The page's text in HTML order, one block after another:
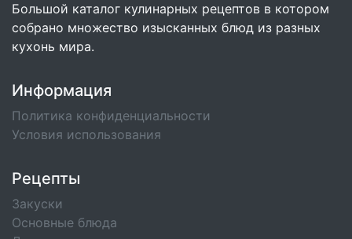
Большой каталог кулинарных рецептов в котором
собрано множество изысканных блюд из разных
кухонь мира.
Информация
Политика конфиденциальности
Условия использования
Рецепты
Закуски
Основные блюда